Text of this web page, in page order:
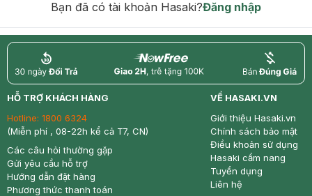
Bạn đã có tài khoản Hasaki?Đăng nhập
return nowfree price
HỖ TRỢ KHÁCH HÀNG
Hotline: 1800 6324
(Miễn phí , 08-22h kể cả T7, CN)
Các câu hỏi thường gặp
Gửi yêu cầu hỗ trợ
Hướng dẫn đặt hàng
Phương thức thanh toán
VỀ HASAKI.VN
Giới thiệu Hasaki.vn
Chính sách bảo mật
Điều khoản sử dụng
Hasaki cẩm nang
Tuyển dụng
Liên hệ